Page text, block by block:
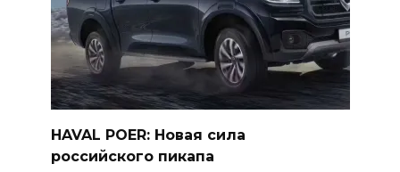
HAVAL POER: Новая сила
российского пикапа